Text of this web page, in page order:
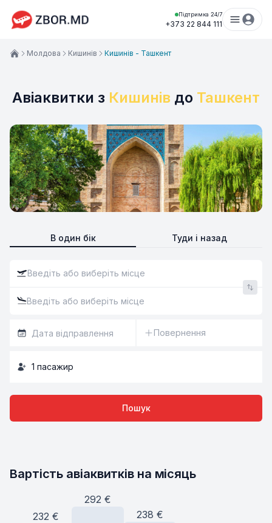
Підтримка 24/7
+373 22 844 111
Авіаквитки з Кишинів до Ташкент
В один бік Туди і назад
Повернення
1 пасажир
Пошук
Молдова Кишинів Кишинів - Ташкент
Вартість авіаквитків на місяць
232 €
292 €
238 €